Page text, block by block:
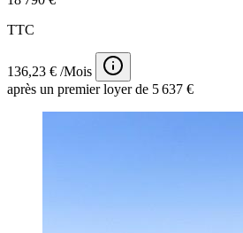
TTC
136,23 € /Mois
après un premier loyer de 5 637 €